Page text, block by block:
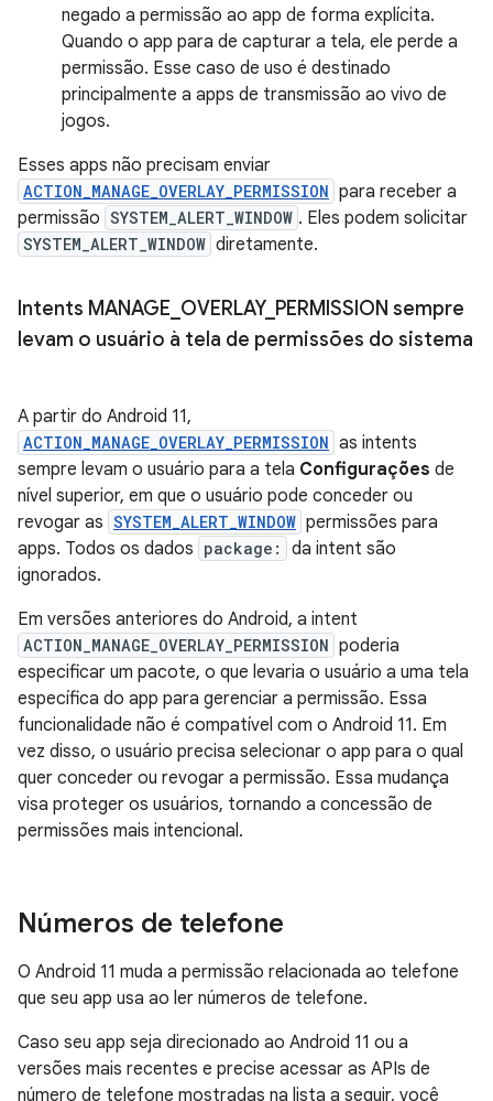
negado a permissão ao app de forma explícita.
Quando o app para de capturar a tela, ele perde a
permissão. Esse caso de uso é destinado
principalmente a apps de transmissão ao vivo de
jogos.
Esses apps não precisam enviar
ACTION_MANAGE_OVERLAY_PERMISSION para receber a
permissão SYSTEM_ALERT_WINDOW . Eles podem solicitar
SYSTEM_ALERT_WINDOW diretamente.
Intents MANAGE OVERLAY_ PERMISSION sempre
levam o usuário à tela de permissões do sistema
A partir do Android 11,
ACTION_MANAGE_OVERLAY_PERMISSION as intents
sempre levam o usuário para a tela Configurações de
nível superior, em que o usuário pode conceder ou
revogar as SYSTEM_ALERT_WINDOW permissões para
apps. Todos os dados package:
da intent são
ignorados.
Em versões anteriores do Android, a intent
ACTION_MANAGE_OVERLAY_PERMISSION poderia
especificar um pacote, o que levaria o usuário a uma tela
específica do app para gerenciar a permissão. Essa
funcionalidade não é compatível com o Android 11. Em
vez disso, o usuário precisa selecionar o app para o qual
quer conceder ou revogar a permissão. Essa mudança
visa proteger os usuários, tornando a concessão de
permissões mais intencional.
Números de telefone
O Android 11 muda a permissão relacionada ao telefone
que seu app usa ao ler números de telefone.
Caso seu app seja direcionado ao Android 11 ou a
versões mais recentes e precise acessar as APIs de
número de telefone mostradas na lista a seguir, você